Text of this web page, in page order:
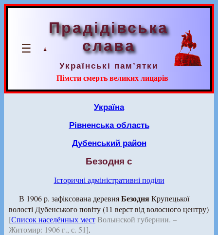
☰
Прадідівська
слава
Українські пам’ятки
Пімсти смерть великих лицарів
Україна
Рівненська область
Дубенський район
Безодня с
Історичні адміністративні поділи
В 1906 р. зафіксована деревняБезодняКрупецької
волості Дубенського повіту (11 верст від волосного центру)
[Список населённых местВолынской губернии. –
Житомир: 1906 г., с. 51].